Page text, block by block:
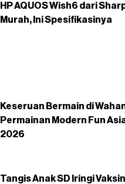
HP AQUOS Wish6 dari
Murah, Ini Spesifikasinya
Keseruan Bermain di
Permainan Modern Fun
2026
Tangis Anak SD Iringi